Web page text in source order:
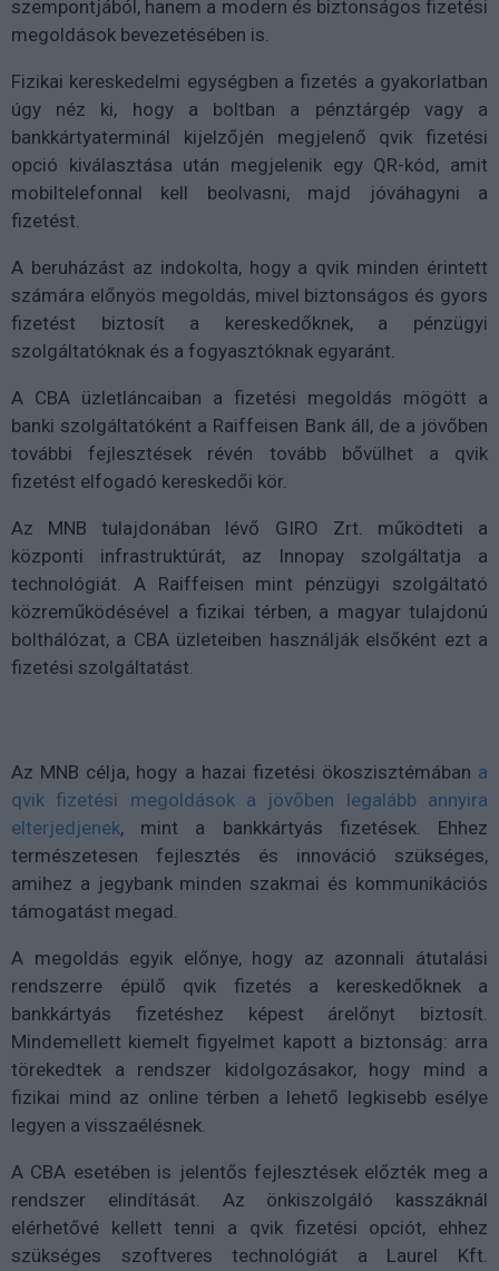
szempontjából, hanem a modern és biztonságos fizetési
megoldások bevezetésében is.
Fizikai kereskedelmi egységben a fizetés a gyakorlatban
úgy néz ki, hogy a boltban a pénztárgép vagy a
bankkártyaterminál kijelzőjén megjelenő qvik fizetési
opció kiválasztása után megjelenik egy QR-kód, amit
mobiltelefonnal kell beolvasni, majd jóváhagyni a
fizetést.
A beruházást az indokolta, hogy a qvik minden érintett
számára előnyös megoldás, mivel biztonságos és gyors
fizetést biztosít a kereskedőknek, a pénzügyi
szolgáltatóknak és a fogyasztóknak egyaránt.
A CBA üzletláncaiban a fizetési megoldás mögött a
banki szolgáltatóként a Raiffeisen Bank áll, de a jövőben
további fejlesztések révén tovább bővülhet a qvik
fizetést elfogadó kereskedői kör.
Az MNB tulajdonában lévő GIRO Zrt. működteti a
központi infrastruktúrát, az Innopay szolgáltatja a
technológiát. A Raiffeisen mint pénzügyi szolgáltató
közreműködésével a fizikai térben, a magyar tulajdonú
bolthálózat, a CBA üzleteiben használják elsőként ezt a
fizetési szolgáltatást.
Az MNB célja, hogy a hazai fizetési ökoszisztémában a
qvik fizetési megoldások a jövőben legalább annyira
elterjedjenek, mint a bankkártyás fizetések. Ehhez
természetesen fejlesztés és innováció szükséges,
amihez a jegybank minden szakmai és kommunikációs
támogatást megad.
A megoldás egyik előnye, hogy az azonnali átutalási
rendszerre épülő qvik fizetés a kereskedőknek a
bankkártyás fizetéshez képest árelőnyt biztosít.
Mindemellett kiemelt figyelmet kapott a biztonság: arra
törekedtek a rendszer kidolgozásakor, hogy mind a
fizikai mind az online térben a lehető legkisebb esélye
legyen a visszaélésnek.
A CBA esetében is jelentős fejlesztések előzték meg a
rendszer elindítását. Az önkiszolgáló kasszáknál
elérhetővé kellett tenni a qvik fizetési opciót, ehhez
szükséges szoftveres technológiát a Laurel Kft.